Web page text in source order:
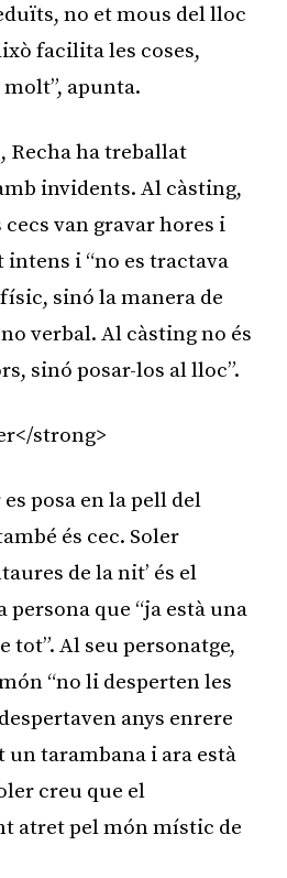
no et mous del lloc
facilita les coses,
apunta.
Recha ha treballat
invidents. Al càsting,
van gravar hores i
i “no es tractava
sinó la manera de
verbal. Al càsting no és
sinó posar-los al lloc”.
strong>
posa en la pell del
és cec. Soler
de la nit’ és el
persona que “ja està una
tot”. Al seu personatge,
“no li desperten les
anys enrere
un tarambana i ara està
creu que el
atret pel món místic de